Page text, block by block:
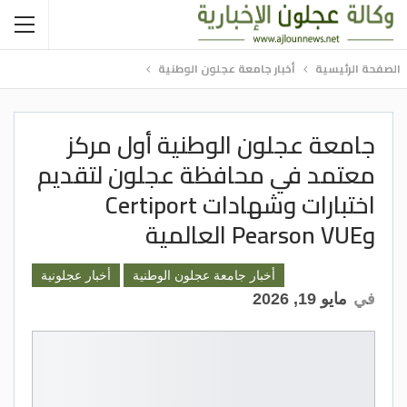
الصفحة الرئيسية أخبار جامعة عجلون الوطنية
جامعة عجلون الوطنية أول مركز
معتمد في محافظة عجلون لتقديم
اختبارات وشهادات Certiport
وPearson VUE العالمية
أخبار جامعة عجلون الوطنية أخبار عجلونية
في مايو 19, 2026